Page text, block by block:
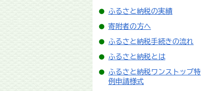
ふるさと納税の実績
寄附者の方へ
ふるさと納税手続きの流れ
ふるさと納税とは
ふるさと納税ワンストップ特
例申請様式